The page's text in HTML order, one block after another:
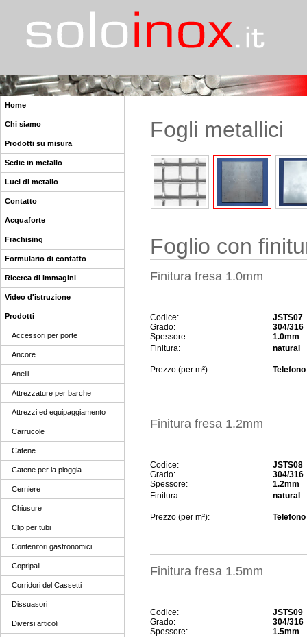
Home
Chi siamo
Prodotti su misura
Sedie in metallo
Luci di metallo
Contatto
Acquaforte
Frachising
Formulario di contatto
Ricerca di immagini
Video d'istruzione
Prodotti
Accessori per porte
Ancore
Anelli
Attrezzature per barche
Attrezzi ed equipaggiamento
Carrucole
Catene
Catene per la pioggia
Cerniere
Chiusure
Clip per tubi
Contenitori gastronomici
Copripali
Corridori del Cassetti
Dissuasori
Diversi articoli
Fogli metallici
Foglio con
Finitura fresa 1.0mm
Codice:
JSTS07
Grado:
304/316
Spessore:
1.0mm
Finitura:
natural
Prezzo (per m²):
Finitura fresa 1.2mm
Codice:
JSTS08
Grado:
304/316
Spessore:
1.2mm
Finitura:
natural
Prezzo (per m²):
Finitura fresa 1.5mm
Codice:
JSTS09
Grado:
304/316
Spessore:
1.5mm